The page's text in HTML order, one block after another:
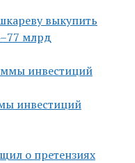
выкупить
млрд
инвестиций